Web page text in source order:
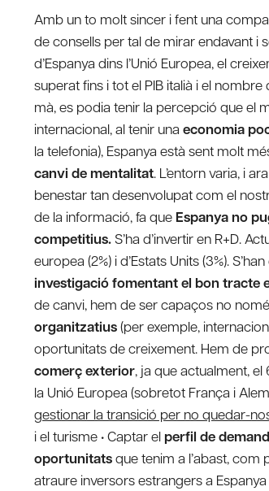
Amb un to molt sincer i fent una
de consells per tal de mirar endavant i
d’Espanya dins l’Unió Europea, el
superat fins i tot el PIB italià i el
mà, es podia tenir la percepció que el
internacional, al tenir una economia
la telefonia), Espanya està sent molt
canvi de mentalitat. L’entorn varia, i
benestar tan desenvolupat com el
de la informació, fa que Espanya no
competitius.S’ha d’invertir en R+D.
europea (2%) i d’Estats Units (3%).
investigació fomentant el bon tracte
de canvi, hem de ser capaços no
organitzatius(per exemple,
oportunitats de creixement. Hem de
comerç exterior, ja que actualment, el
la Unió Europea (sobretot França i
gestionar la transició per no quedar-
i el turisme • Captar el perfil de
oportunitatsque tenim a l’abast,
atraure inversors estrangers a Espanya